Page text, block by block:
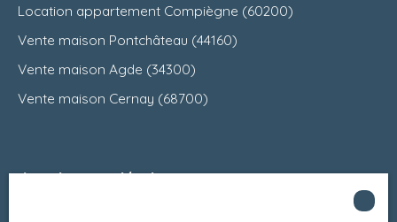
Location appartement Compiègne (60200)
Vente maison Pontchâteau (44160)
Vente maison Agde (34300)
Vente maison Cernay (68700)
Je suis propriétaire